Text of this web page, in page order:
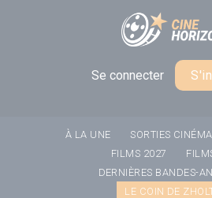
Se connecter
À LA UNE SORTIES CINÉMA
FILMS 2027
DERNIÈRES BANDES-
LE COIN DE
Panneau de gestion des cookies